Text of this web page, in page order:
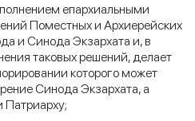
епархиальными
Поместных и Архиерейских
и Синода Экзархата и, в
таковых решений, делает
которого может
Синода Экзархата, а
Патриарху;